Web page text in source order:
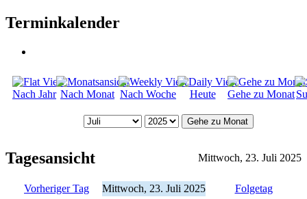
Terminkalender
Nach Jahr Nach Monat Nach Woche Heute Gehe zu Monat
Gehe zu Monat
Tagesansicht Mittwoch, 23. Juli 2025
Vorheriger Tag Mittwoch, 23. Juli 2025 Folgetag